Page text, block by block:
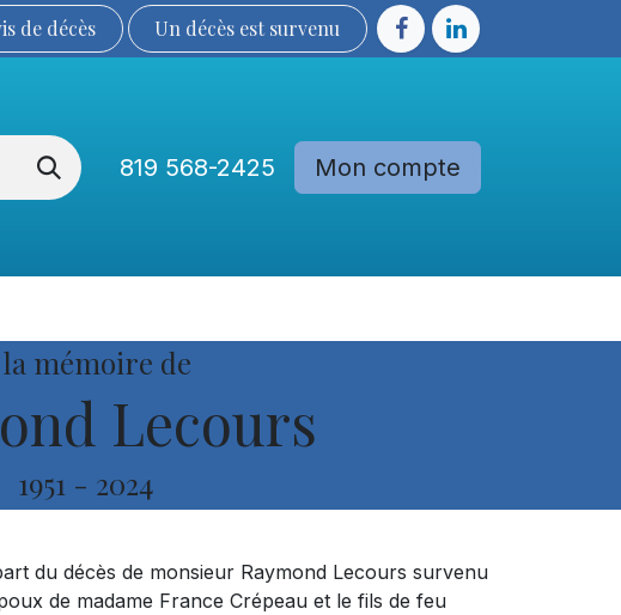
de décès Un décès est sur​​​​​​​​ve​nu​​​​​​​​​​
819 568-2425 Mon compte
la mémoire de
Lecours
1951 - 2024
du décès de monsieur Raymond Lecours survenu
de madame France Crépeau et le fils de feu